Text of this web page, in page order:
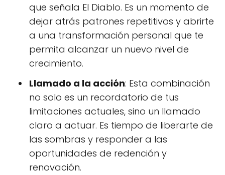
que señala El Diablo. Es un momento de
dejar atrás patrones repetitivos y abrirte
a una transformación personal que te
permita alcanzar un nuevo nivel de
crecimiento.
Llamado a la acción: Esta combinación
no solo es un recordatorio de tus
limitaciones actuales, sino un llamado
claro a actuar. Es tiempo de liberarte de
las sombras y responder a las
oportunidades de redención y
renovación.